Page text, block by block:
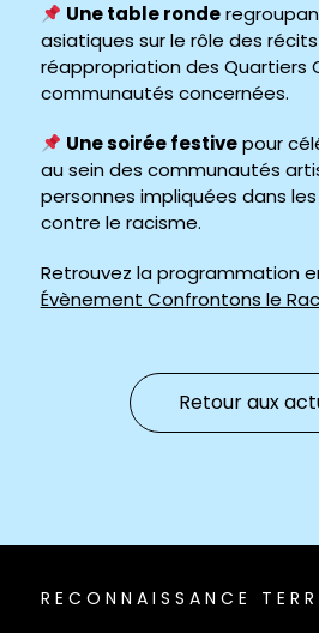
Une table ronde
asiatiques sur le rôle des
réappropriation des Quartiers
communautés concernées.
Une soirée festivepour
au sein des communautés
personnes impliquées dans
contre le racisme.
Retrouvez la programmation
Évènement Confrontons le
Retour aux
RECONNAISSANCE